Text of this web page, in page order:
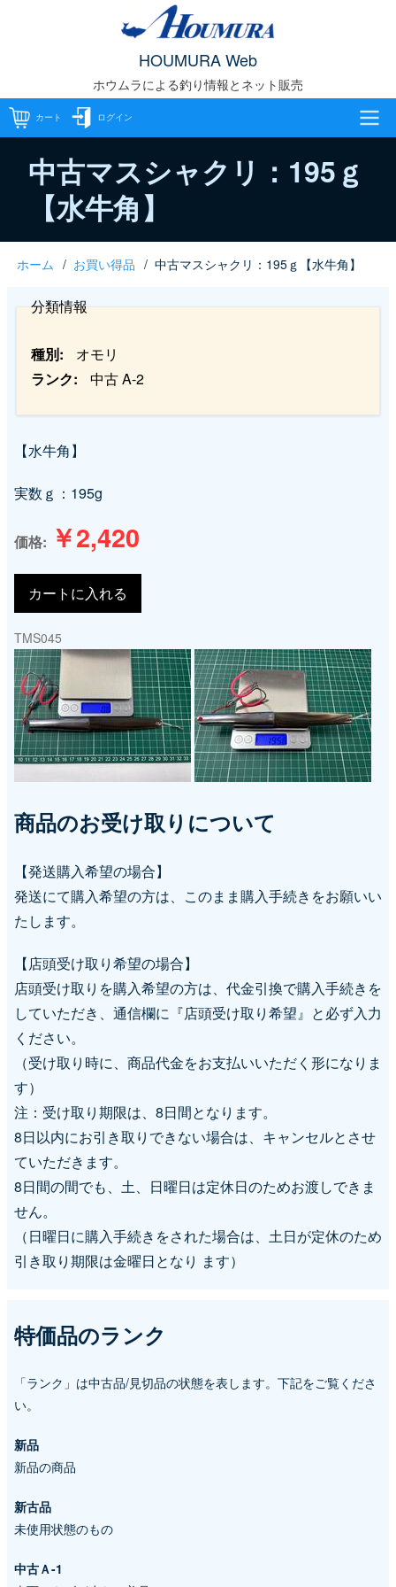
ン
テ
HOUMURA Web
ホウムラによる釣り情報とネット販売
カート ログイン
ン
ナ
ン
中古マスシャクリ：195ｇ
【水牛角】
パ
ン
ホーム お買い得品 中古マスシャクリ：195ｇ【水牛角】
分類情報
種別
オモリ
ランク
中古 A-2
【水牛角】
実数ｇ：195g
価格 ￥2,420
TMS045
商品のお受け取りについて
【発送購入希望の場合】
発送にて購入希望の方は、このまま購入手続きをお願いい
たします。
【店頭受け取り希望の場合】
店頭受け取りを購入希望の方は、代金引換で購入手続きを
していただき、通信欄に『店頭受け取り希望』と必ず入力
ください。
（受け取り時に、商品代金をお支払いいただく形になりま
す）
注：受け取り期限は、8日間となります。
8日以内にお引き取りできない場合は、キャンセルとさせ
ていただきます。
8日間の間でも、土、日曜日は定休日のためお渡しできま
せん。
（日曜日に購入手続きをされた場合は、土日が定休のため
引き取り期限は金曜日となり ます）
特価品のランク
「ランク」は中古品/見切品の状態を表します。下記をご覧くださ
い。
新品
新品の商品
新古品
未使用状態のもの
中古Ａ-1